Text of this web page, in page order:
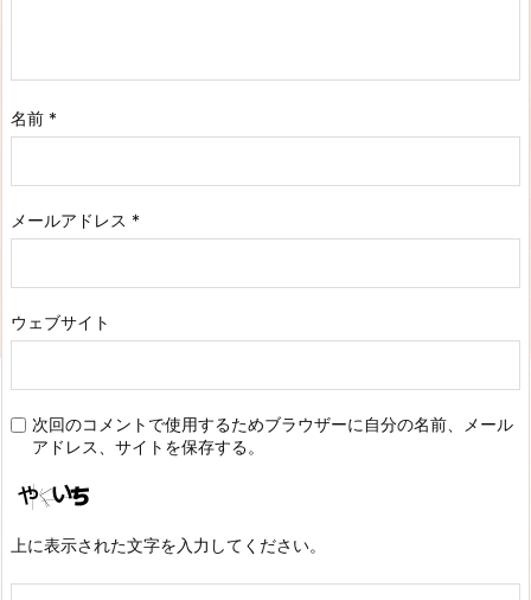
名前 *
メールアドレス *
ウェブサイト
次回のコメントで使用するためブラウザーに自分の名前、メール
アドレス、サイトを保存する。
上に表示された文字を入力してください。